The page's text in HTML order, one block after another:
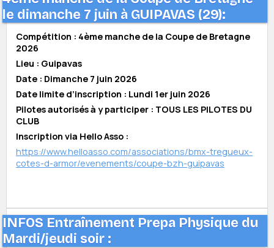
le dimanche 7 juin à GUIPAVAS (29):
Compétition : 4ème manche de la Coupe de Bretagne
2026
Lieu : Guipavas
Date : Dimanche 7 juin 2026
Date limite d’inscription : Lundi 1er juin 2026
Pilotes autorisés à y participer : TOUS LES PILOTES DU
CLUB
Inscription via Hello Asso :
https://www.helloasso.com/associations/bmx-tregueux-
cotes-d-armor/evenements/coupe-bzh-guipavas
INFOS Entraînement Prepa Physique du
Mardi/jeudi soir :